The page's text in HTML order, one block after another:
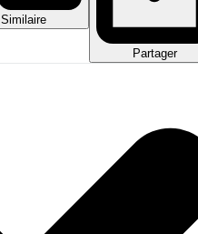
Similaire
Partager